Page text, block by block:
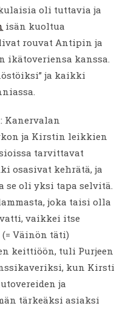
oli tuttavia ja
isän kuoltua
rouvat Antipin ja
ikätoveriensa kanssa.
ja kaikki
Kanervalan
ja Kirstin leikkien
tarvittavat
osasivat kehrätä, ja
se oli yksi tapa selvitä.
joka taisi olla
vaikkei itse
Väinön täti)
keittiöön, tuli Purjeen
kun Kirsti
ja
tärkeäksi asiaksi